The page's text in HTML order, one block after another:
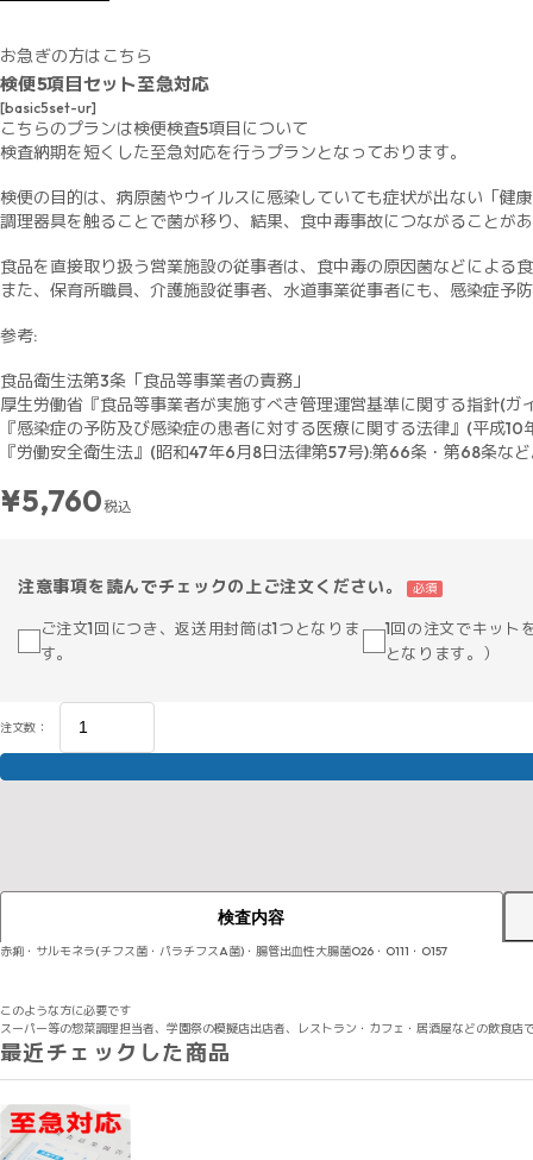
お急ぎの方はこちら
検便5項目セット至急対応
[basic5set-ur]
こちらのプランは検便検査5項目について
検査納期を短くした至急対応を行うプランとなっております。
検便の目的は、病原菌やウイルスに感染していても症状が出ない「健
調理器具を触ることで菌が移り、結果、食中毒事故につながることが
食品を直接取り扱う営業施設の従事者は、食中毒の原因菌などによ
また、保育所職員、介護施設従事者、水道事業従事者にも、感染症予
参考:
食品衛生法第3条「食品等事業者の責務」
厚生労働省『食品等事業者が実施すべき管理運営基準に関する指針(
『感染症の予防及び感染症の患者に対する医療に関する法律』(平成10
『労働安全衛生法』(昭和47年6月8日法律第57号):第66条・第68条な
¥5,760税込
注意事項を読んでチェックの上ご注文ください。 必須
ご注文1回につき、返送用封筒は1つとなりま
す。
1回の注文でキット
となります。）
注文数：
検査内容
赤痢・サルモネラ(チフス菌・パラチフスA菌)・腸管出血性大腸菌O26・O111・O157
このような方に必要です
スーパー等の惣菜調理担当者、学園祭の模擬店出店者、レストラン・カフェ・居酒屋などの飲食
最近チェックした商品